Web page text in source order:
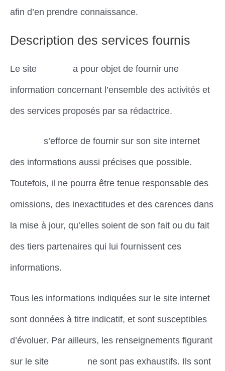
afin d’en prendre connaissance.
Description des services fournis
Le site
a pour objet de fournir une
information concernant l’ensemble des activités et
des services proposés par sa rédactrice.
s’efforce de fournir sur son site internet
des informations aussi précises que possible.
Toutefois, il ne pourra être tenue responsable des
omissions, des inexactitudes et des carences dans
la mise à jour, qu’elles soient de son fait ou du fait
des tiers partenaires qui lui fournissent ces
informations.
Tous les informations indiquées sur le site internet
sont données à titre indicatif, et sont susceptibles
d’évoluer. Par ailleurs, les renseignements figurant
sur le site
ne sont pas exhaustifs. Ils sont